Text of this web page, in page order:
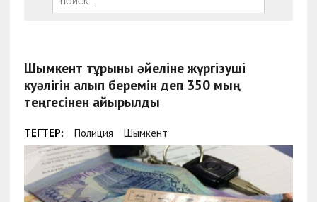
Шымкент тұрғыны әйеліне жүргізуші
куәлігін алып беремін деп 350 мың
теңгесінен айырылды
ТЕГТЕР: Полиция Шымкент